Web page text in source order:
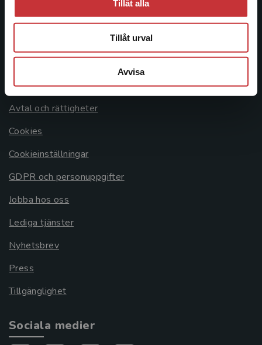
Tillåt alla
Tillåt urval
Avvisa
Systemkrav
Allmänna länkar
Om oss
Avtal och rättigheter
Cookies
Cookieinställningar
GDPR och personuppgifter
Jobba hos oss
Lediga tjänster
Nyhetsbrev
Press
Tillgänglighet
Sociala medier